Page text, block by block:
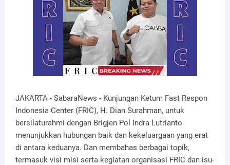
JAKARTA - SabaraNews - Kunjungan Ketum Fast Respon
Indonesia Center (FRIC), H. Dian Surahman, untuk
bersilaturahmi dengan Brigjen Pol Indra Lutrianto
menunjukkan hubungan baik dan kekeluargaan yang erat
di antara keduanya. Dan membahas berbagai topik,
termasuk visi misi serta kegiatan organisasi FRIC dan isu-